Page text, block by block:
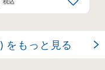
をもっと見る